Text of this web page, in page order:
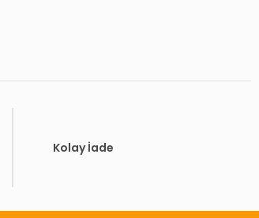
Kolay İade